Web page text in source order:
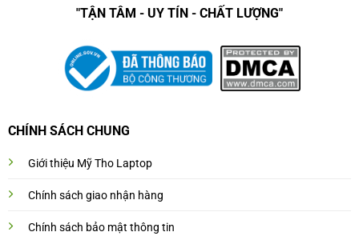
"TẬN TÂM - UY TÍN - CHẤT LƯỢNG"
CHÍNH SÁCH CHUNG
Giới thiệu Mỹ Tho Laptop
Chính sách giao nhận hàng
Chính sách bảo mật thông tin